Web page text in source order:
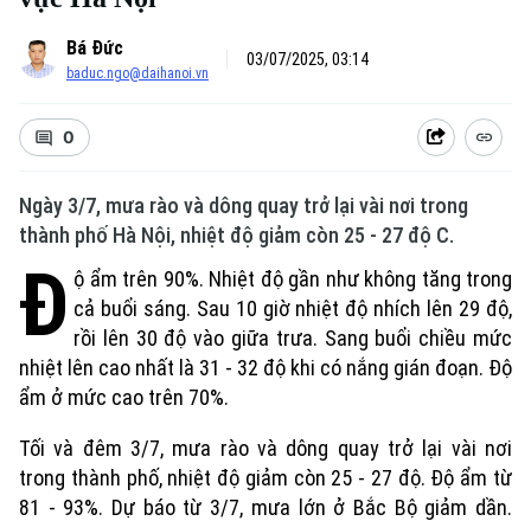
Bá Đức
baduc.ngo@daihanoi.vn
03/07/2025, 03:14
0
Ngày 3/7, mưa rào và dông quay trở lại vài nơi trong
thành phố Hà Nội, nhiệt độ giảm còn 25 - 27 độ C.
Đ ộ ẩm trên 90%. Nhiệt độ gần như không tăng trong
cả buổi sáng. Sau 10 giờ nhiệt độ nhích lên 29 độ,
rồi lên 30 độ vào giữa trưa. Sang buổi chiều mức
nhiệt lên cao nhất là 31 - 32 độ khi có nắng gián đoạn. Độ
ẩm ở mức cao trên 70%.
Tối và đêm 3/7, mưa rào và dông quay trở lại vài nơi
trong thành phố, nhiệt độ giảm còn 25 - 27 độ. Độ ẩm từ
81 - 93%. Dự báo từ 3/7, mưa lớn ở Bắc Bộ giảm dần.